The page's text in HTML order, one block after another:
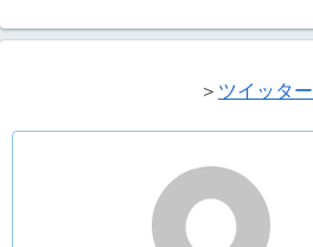
＞ ツイッター